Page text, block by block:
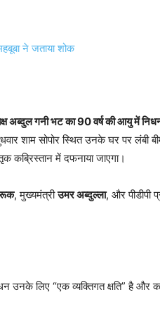
अब्दुल गनी भट का 90 वर्ष की आयु
शाम सोपोर स्थित उनके घर पर लंबी
कब्रिस्तान में दफनाया जाएगा।
, मुख्यमंत्रीउमर अब्दुल्ला, और पीडीपी
लिए “एक व्यक्तिगत क्षति” है और